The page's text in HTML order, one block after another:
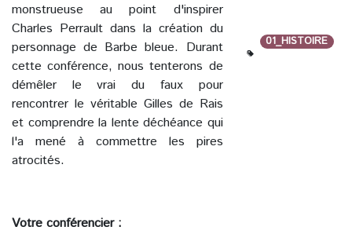
monstrueuse au point d'inspirer
Charles Perrault dans la création du
personnage de Barbe bleue. Durant
cette conférence, nous tenterons de
démêler le vrai du faux pour
rencontrer le véritable Gilles de Rais
et comprendre la lente déchéance qui
l'a mené à commettre les pires
atrocités.
Votre conférencier :
01_HISTOIRE